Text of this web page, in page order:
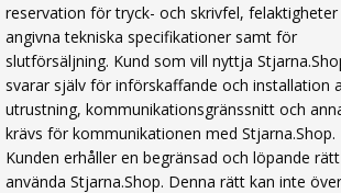
reservation för tryck- och skrivfel, felaktigheter
angivna tekniska specifikationer samt för
slutförsäljning. Kund som vill nyttja
svarar själv för införskaffande och installation
utrustning, kommunikationsgränssnitt och
krävs för kommunikationen med Stjarna.Shop.
Kunden erhåller en begränsad och löpande
använda Stjarna.Shop. Denna rätt kan inte